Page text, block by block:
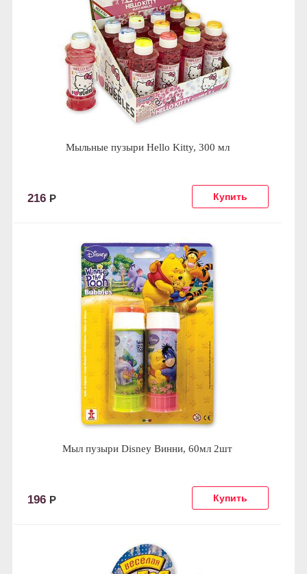
Мыльные пузыри Hello Kitty, 300 мл
216 Р
Мыл пузыри Disney Винни, 60мл 2шт
196 Р